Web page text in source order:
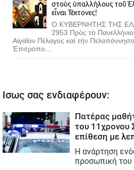
στοὺς ὑπαλλήλους τοῦ
εἶναι Τέκτονες!
Ο ΚΥΒΕΡΝΗΤΗΣ ΤΗΣ
2953 Πρὸς τὸ
Αἰγαῖον Πέλαγος καὶ τὴν
Ἐπιτρόπο...